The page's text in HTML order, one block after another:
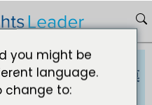
ボアンプの市場規模
規模
you might be
language.
change to: